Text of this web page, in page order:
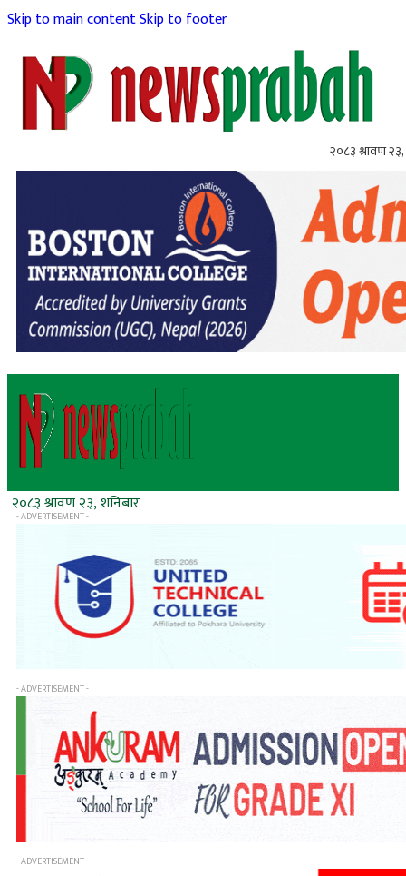
Skip to main contentSkip to footer
२०८३ श्रावण २३,
२०८३ श्रावण २३, शनिबार
- ADVERTISEMENT -
- ADVERTISEMENT -
- ADVERTISEMENT -